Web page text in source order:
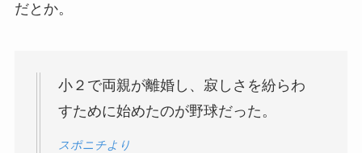
だとか。
小２で両親が離婚し、寂しさを紛らわ
すために始めたのが野球だった。
スポニチより